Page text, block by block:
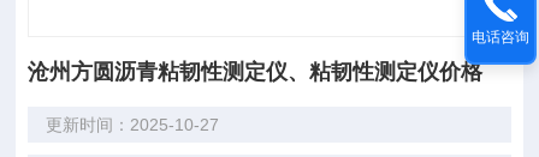
沧州方圆沥青粘韧性测定仪、粘韧性测定仪价格
更新时间：2025-10-27
电话咨询